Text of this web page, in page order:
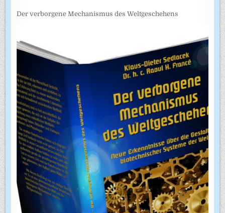
Der verborgene Mechanismus des Weltgeschehens